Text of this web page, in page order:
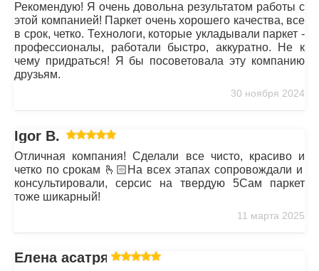
Рекомендую! Я очень довольна результатом работы с
этой компанией! Паркет очень хорошего качества, все
в срок, четко. Технологи, которые укладывали паркет -
профессионалы, работали быстро, аккуратно. Не к
чему придраться! Я бы посоветовала эту компанию
друзьям.
30 ноября 2024
Igor B.
Отличная компания! Сделали все чисто, красиво и
четко по срокам 🫰🏻На всех этапах сопровождали и
консультировали, серсис на твердую 5Сам паркет
тоже шикарный!
11 марта 2025
Елена асатрян